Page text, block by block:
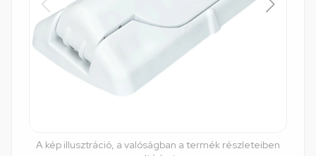
A kép illusztráció, a valóságban a termék részleteiben